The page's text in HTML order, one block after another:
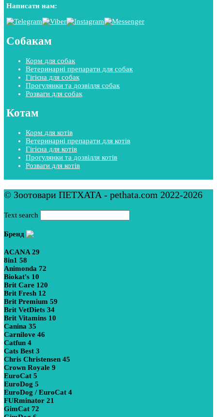
Написати нам:
Собакам
Корм для собак
Ветеринарні препарати для собак
Гігієна для собак
Прогулянки та дозвілля собак
Розваги для собак
Котам
Корм для котів
Ветеринарні препарати для котів
Гігієна для котів
Прогулянки та дозвілля котів
Розваги для котів
© Зоотовари ПЕТХАТА - pethata.com 2022-2026
Text search
Бренд
ACANA 29
8in1 58
Animonda 72
Biokat's 10
Brit Care 120
Brit Fresh 12
Brit Premium 59
Brit VetDiets 34
Brit Vitamins 10
Canina 35
Carnilove 46
Catfun 4
Cats Best 3
Chris Christensen 45
Crown Royale 9
EuroCat 5
EuroDog 5
EuroDog / EuroCat 4
FURminator 21
GimCat 72